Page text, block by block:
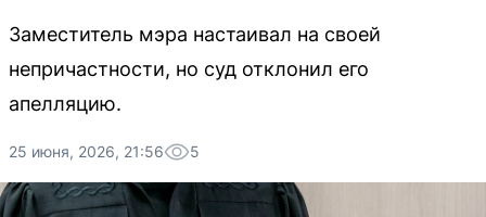
Заместитель мэра настаивал на своей
непричастности, но суд отклонил его
апелляцию.
25 июня, 2026, 21:56 5